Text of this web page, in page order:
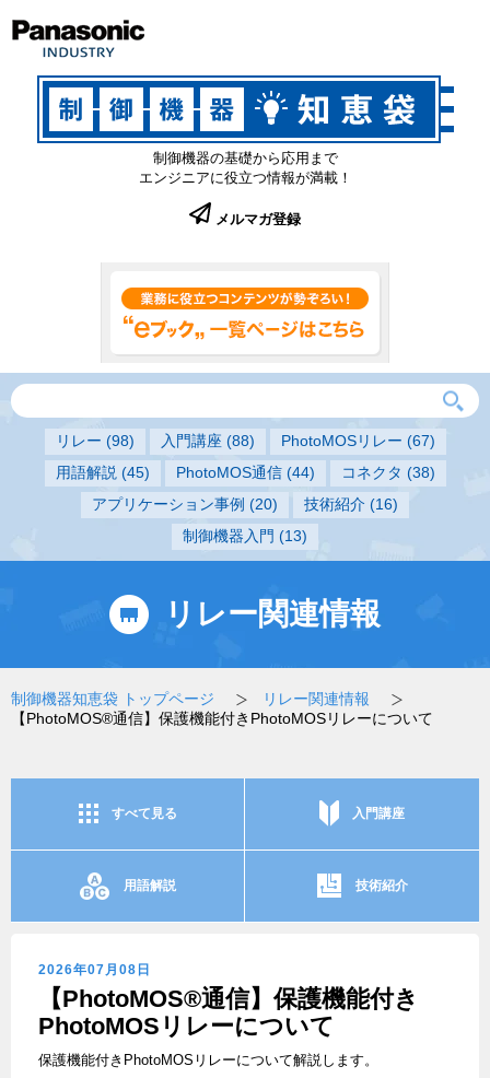
制御機器の基礎から応用まで
エンジニアに役立つ情報が満載！
メルマガ登録
リレー (98) 入門講座 (88) PhotoMOSリレー (67)
用語解説 (45) PhotoMOS通信 (44) コネクタ (38)
アプリケーション事例 (20) 技術紹介 (16)
制御機器入門 (13)
リレー関連情報
制御機器知恵袋 トップページ
リレー関連情報
【PhotoMOS®通信】保護機能付きPhotoMOSリレーについて
すべて見る 入門講座
用語解説 技術紹介
2026年07月08日
【PhotoMOS®通信】保護機能付き
PhotoMOSリレーについて
保護機能付きPhotoMOSリレーについて解説します。